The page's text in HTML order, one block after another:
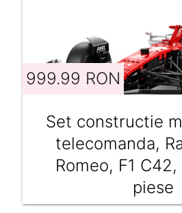
999.99 RON
Set constructie
telecomanda,
Romeo, F1 C42,
piese